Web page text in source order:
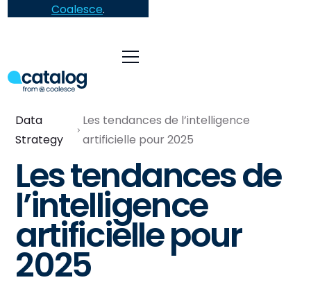
Coalesce.
Data
Strategy
Les tendances de l’intelligence
artificielle pour 2025
Les tendances de
l’intelligence
artificielle pour
2025